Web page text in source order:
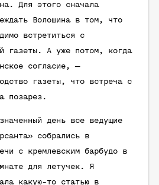
Для этого сначала
Волошина в том, что
встретиться с
газеты. А уже потом, когда
согласие, —
газеты, что встреча с
позарез.
день все ведущие
собрались в
с кремлевским барбудо в
для летучек. Я
какую-то статью в